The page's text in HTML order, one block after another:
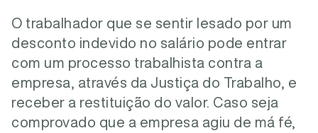
O trabalhador que se sentir lesado por um
desconto indevido no salário pode entrar
com um processo trabalhista contra a
empresa, através da Justiça do Trabalho, e
receber a restituição do valor. Caso seja
comprovado que a empresa agiu de má fé,